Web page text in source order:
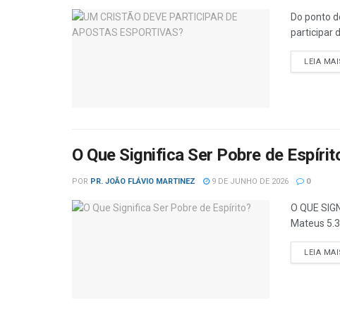
Do ponto
participar
LEIA
O Que Significa Ser Pobre de
POR PR. JOÃO FLÁVIO MARTINEZ 9 DE JUNHO DE 2026 0
O QUE
Mateus
LEIA